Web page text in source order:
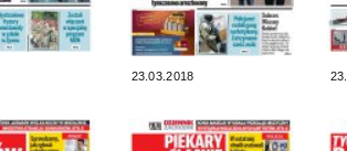
23.03.2018